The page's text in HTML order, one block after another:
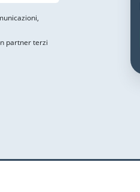
partner terzi